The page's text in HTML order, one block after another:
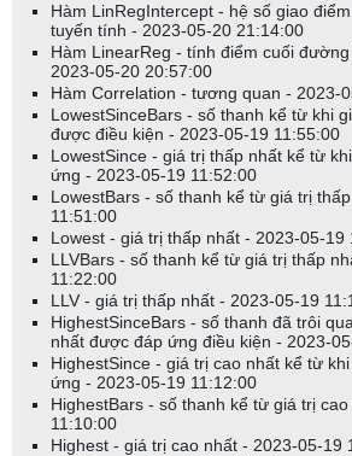
Hàm LinRegIntercept - hệ số giao
tuyến tính - 2023-05-20 21:14:00
Hàm LinearReg - tính điểm cuối
2023-05-20 20:57:00
Hàm Correlation - tương quan - 2023-
LowestSinceBars - số thanh kể từ khi
được điều kiện - 2023-05-19 11:55:00
LowestSince - giá trị thấp nhất kể từ
ứng - 2023-05-19 11:52:00
LowestBars - số thanh kể từ giá trị
11:51:00
Lowest - giá trị thấp nhất - 2023-05-19
LLVBars - số thanh kể từ giá trị thấp
11:22:00
LLV - giá trị thấp nhất - 2023-05-19
HighestSinceBars - số thanh đã trôi
nhất được đáp ứng điều kiện - 2023-
HighestSince - giá trị cao nhất kể từ
ứng - 2023-05-19 11:12:00
HighestBars - số thanh kể từ giá trị
11:10:00
Highest - giá trị cao nhất - 2023-05-19